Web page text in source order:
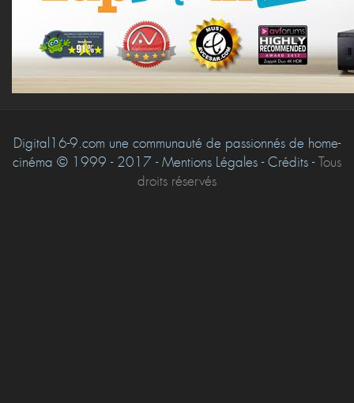
Digital16-9.com une communauté de passionnés de home-
cinéma © 1999 - 2017 - Mentions Légales - Crédits -Tous
droits réservés